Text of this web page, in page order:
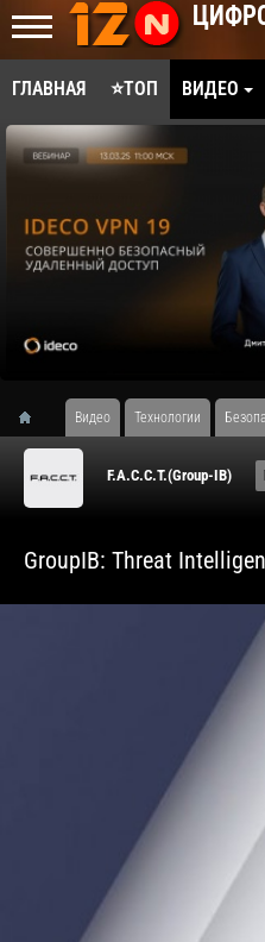
ГЛАВНАЯ ⭐ТОП ВИДЕО
Видео Технологии
F.A.С.С.T.(Group-IB)
GroupIB: Threat